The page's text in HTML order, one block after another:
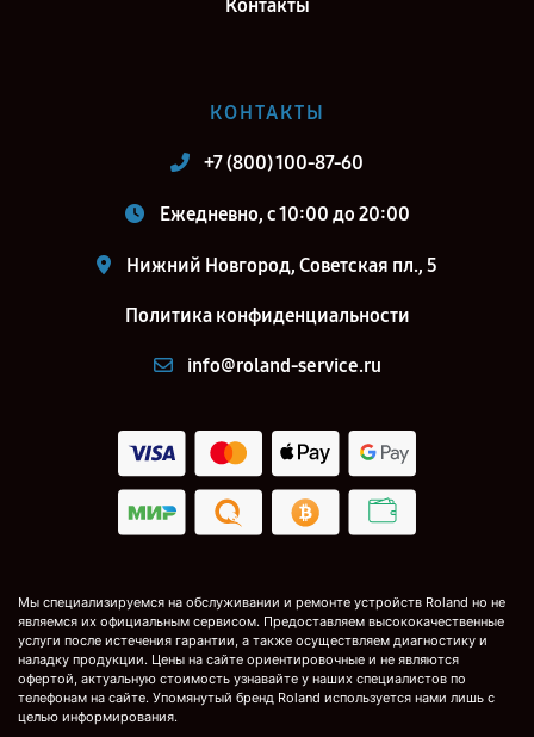
Контакты
КОНТАКТЫ
+7 (800) 100-87-60
Ежедневно, с 10:00 до 20:00
Нижний Новгород, Советская пл., 5
Политика конфиденциальности
info@roland-service.ru
Мы специализируемся на обслуживании и ремонте устройств Roland но не
являемся их официальным сервисом. Предоставляем высококачественные
услуги после истечения гарантии, а также осуществляем диагностику и
наладку продукции. Цены на сайте ориентировочные и не являются
офертой, актуальную стоимость узнавайте у наших специалистов по
телефонам на сайте. Упомянутый бренд Roland используется нами лишь с
целью информирования.